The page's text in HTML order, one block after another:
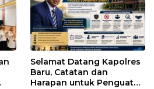
Selamat Datang Kapolres
Baru, Catatan dan
Harapan untuk Penguatan